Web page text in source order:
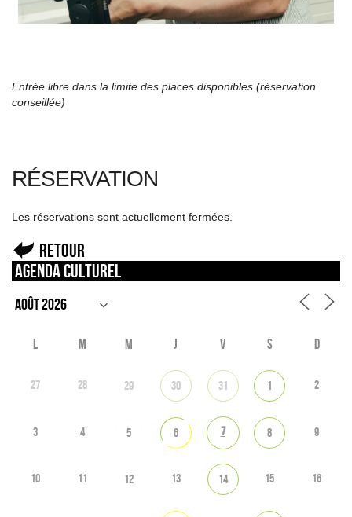
Entrée libre dans la limite des places disponibles (réservation
conseillée)
RÉSERVATION
Les réservations sont actuellement fermées.
Retour
Agenda culturel
L M M J V S D
27 28 29 30 31 1 2
3 4 5 6 7 8 9
10 11 12 13 14 15 16